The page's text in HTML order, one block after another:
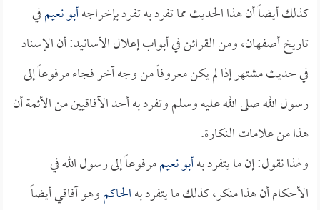
كذلك أيضاً أن هذا الحديث مما تفرد به تفرد بإخراجهأبو نعيمفي
تاريخ أصفهان، ومن القرائن في أبواب إعلال الأسانيد: أن الإسناد
في حديث مشتهر إذا لم يكن معروفاً من وجه آخر فجاء مرفوعاً إلى
رسول الله صلى الله عليه وسلم وتفرد به أحد الآفاقيين من الأئمة أن
هذا من علامات النكارة.
ولهذا نقول: إن ما يتفرد بهأبو نعيممرفوعاً إلى رسول الله في
الأحكام أن هذا منكر، كذلك ما يتفرد بهالحاكموهو آفاقي أيضاً